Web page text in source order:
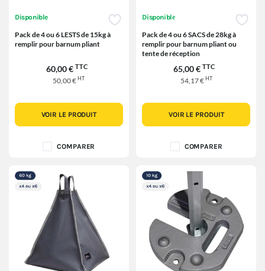
Disponible
Pack de 4 ou 6 LESTS de 15kg à
remplir pour barnum pliant
60,00 € TTC
50,00 €HT
VOIR LE PRODUIT
COMPARER
Disponible
Pack de 4 ou 6 SACS de 28kg à
remplir pour barnum pliant ou
tente de réception
65,00 € TTC
54,17 € HT
VOIR LE PRODUIT
COMPARER